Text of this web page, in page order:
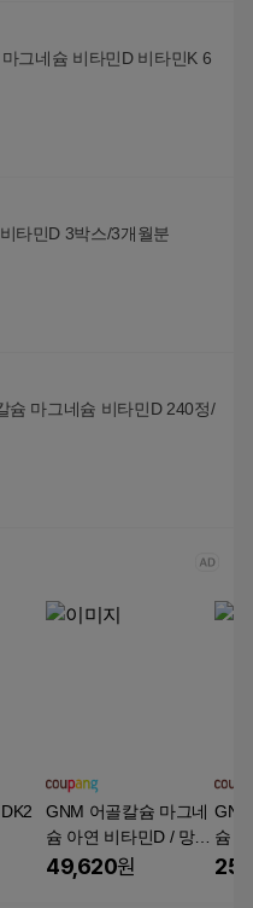
그네슘 비타민D 비타민K 6
타민D 3박스/3개월분
슘 마그네슘 비타민D 240정/
GNM 어골칼슘 마그네
슘 아연 비타민D / 망간
폴리감마글루탐산 뼈
49,620원
슘
폴리